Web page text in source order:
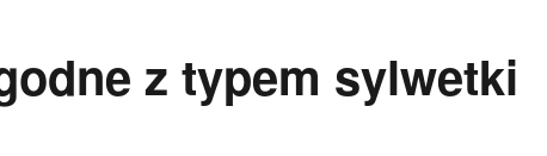
z typem sylwetki